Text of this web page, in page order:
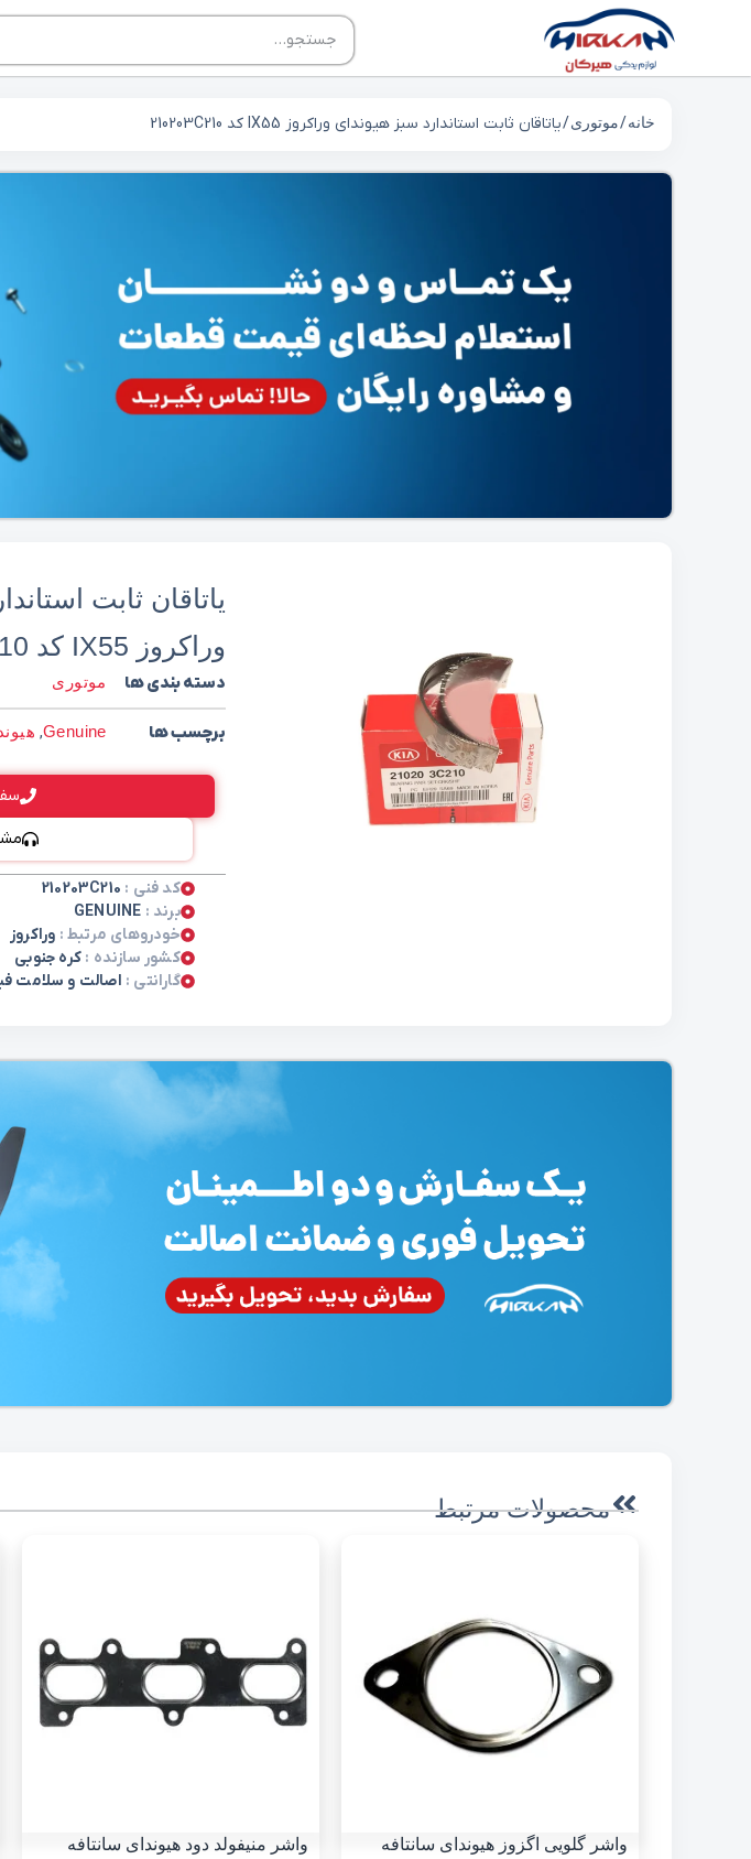
خانه/موتوری/ یاتاقان ثابت استاندارد سبز هیوندای وراکروز IX55 کد 210203C210
یاتاقان ثابت
وراکروز IX55 کد 210203C210
دسته بندی ها موتوری
برچسب ها Genuine
,
کد فنی : 210203C210
برند : GENUINE
خودروهای مرتبط : وراکروز
کشور سازنده :کره جنوبی
گارانتی : اصالت و سلامت
محصولات مرتبط
واشر گلویی اگزوز هیوندای سانتافه
واشر منیفولد دود هیوندای سانتافه